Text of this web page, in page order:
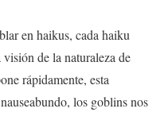
en haikus, cada haiku
de la naturaleza de
rápidamente, esta
los goblins nos